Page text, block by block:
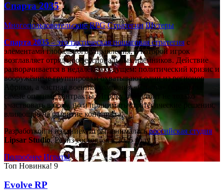
Спарта 2035
Многопользовательские RPG Стратегии Шутеры
Спарта 2035– это тактическаяпошаговая стратегияс
элементами глобального управления, в которой игрок
возглавляет отряд профессиональных наёмников. Действие
разворачивается в недалёком будущем: политический кризис и
вооружённые группировки охватывают один из регионов
Африки, а частная военная компания «Спарта» берётся за
самые опасные контракты. Игроку предстоит не только
участвовать в боях, но и принимать стратегические решения,
влияющие на развитие конфликта.
Разработкой и изданием игры занималасьроссийская студия
Lipsar Studio. Релиз состоялся в 2025 году.
Подробнее Играть!
Топ Новинка! 9
Evolve RP